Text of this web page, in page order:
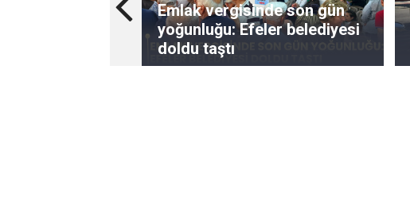
Emlak vergisinde son gün
yoğunluğu: Efeler belediyesi
doldu taştı